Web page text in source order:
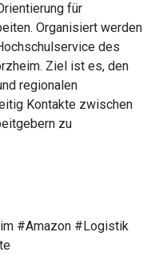
für
Organisiert werden
des
Ziel ist es, den
regionalen
Kontakte zwischen
zu
#Amazon #Logistik